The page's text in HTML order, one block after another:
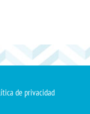
de privacidad